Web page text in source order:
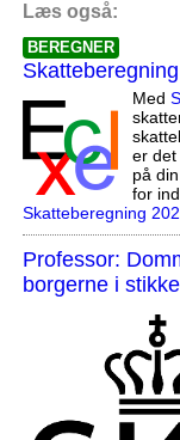
Læs også:
BEREGNER
Med
er det
på
for
Skatteberegning
Professor:
borgerne i